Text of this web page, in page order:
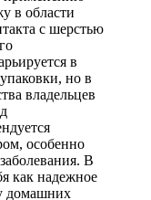
в области
с шерстью
в
но в
владельцев
особенно
В
как надежное
домашних